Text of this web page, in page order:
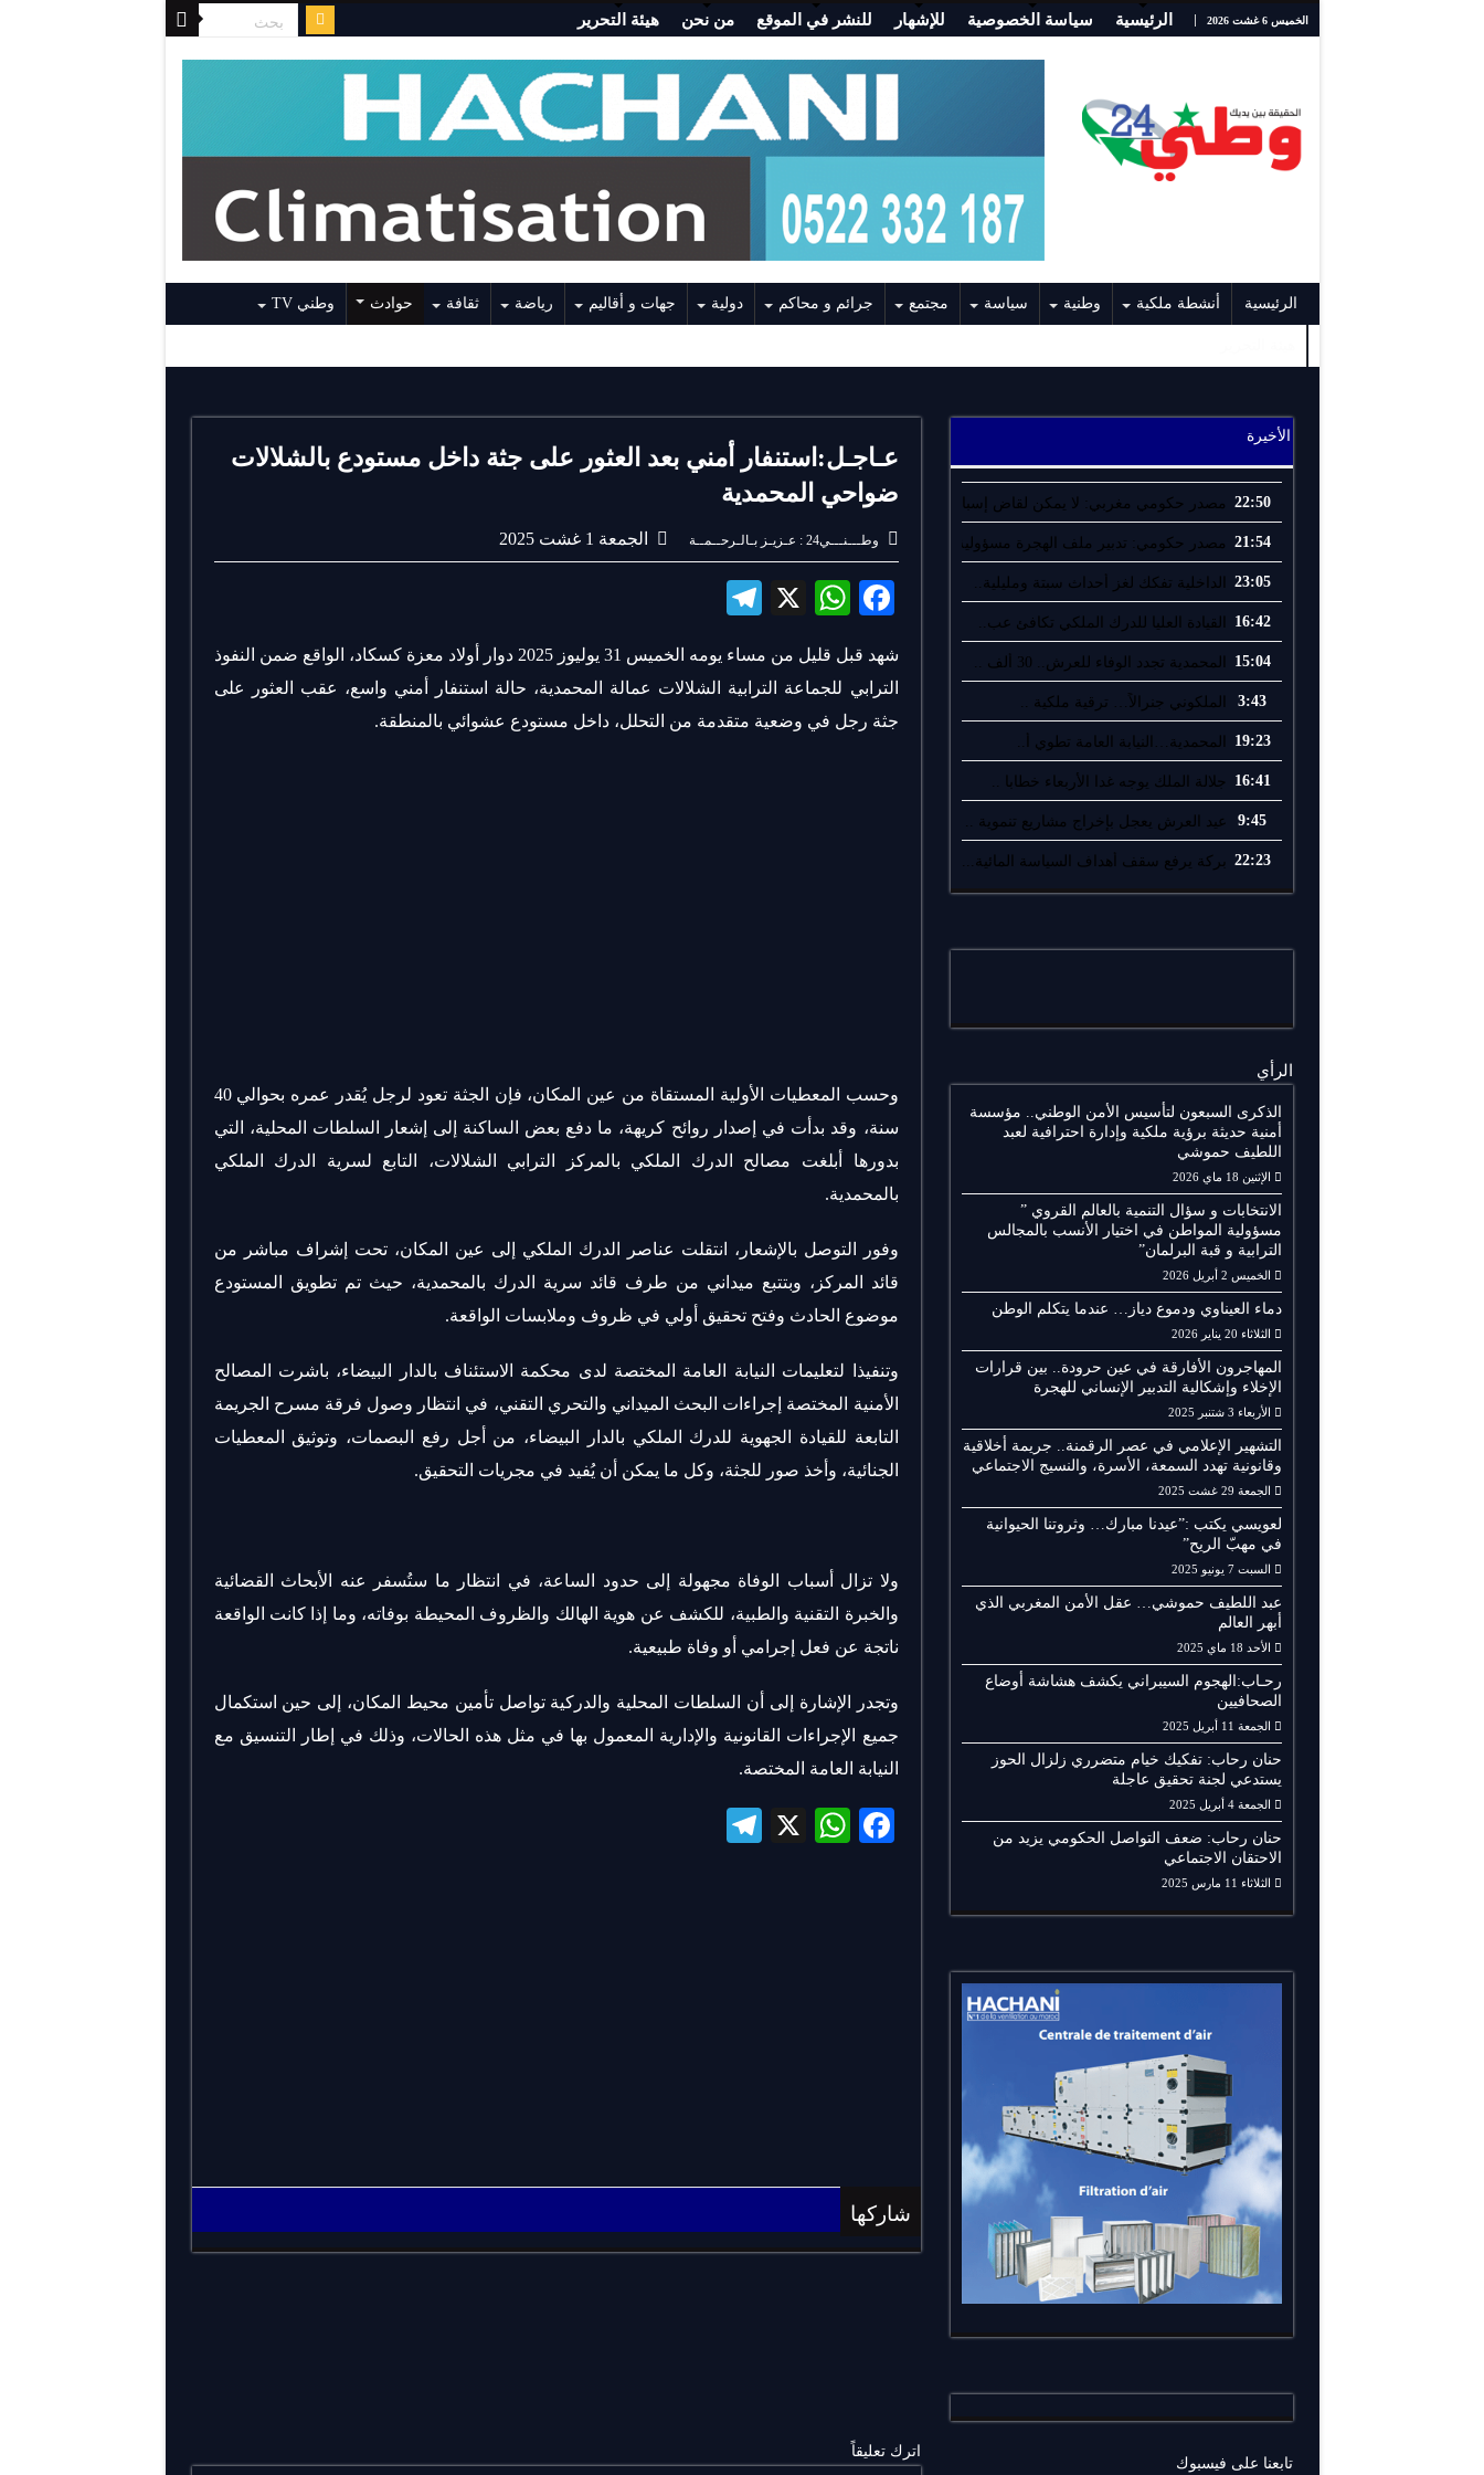
الخميس 6 غشت 2026 الرئيسية سياسة الخصوصية للإشهار للنشر في الموقع من نحن هيئة التحرير
الرئيسية أنشطة ملكية وطنية سياسة مجتمع جرائم و محاكم دولية جهات و أقاليم رياضة ثقافة حوادث وطني TV
عـاجـل:استنفار أمني بعد العثور على جثة داخل مستودع بالشلالات
ضواحي المحمدية
وطـــنـــي24 : عـزيـز بـالـرحــمــة الجمعة 1 غشت 2025
Fa
bo
ok
W
ts
A
pp
X
gr
a
m
شهد قبل قليل من مساء يومه الخميس 31 يوليوز 2025 دوار أولاد معزة كسكاد، الواقع ضمن النفوذ
الترابي للجماعة الترابية الشلالات عمالة المحمدية، حالة استنفار أمني واسع، عقب العثور على
جثة رجل في وضعية متقدمة من التحلل، داخل مستودع عشوائي بالمنطقة.
وحسب المعطيات الأولية المستقاة من عين المكان، فإن الجثة تعود لرجل يُقدر عمره بحوالي 40
سنة، وقد بدأت في إصدار روائح كريهة، ما دفع بعض الساكنة إلى إشعار السلطات المحلية، التي
بدورها أبلغت مصالح الدرك الملكي بالمركز الترابي الشلالات، التابع لسرية الدرك الملكي
بالمحمدية.
وفور التوصل بالإشعار، انتقلت عناصر الدرك الملكي إلى عين المكان، تحت إشراف مباشر من
قائد المركز، وبتتبع ميداني من طرف قائد سرية الدرك بالمحمدية، حيث تم تطويق المستودع
موضوع الحادث وفتح تحقيق أولي في ظروف وملابسات الواقعة.
وتنفيذا لتعليمات النيابة العامة المختصة لدى محكمة الاستئناف بالدار البيضاء، باشرت المصالح
الأمنية المختصة إجراءات البحث الميداني والتحري التقني، في انتظار وصول فرقة مسرح الجريمة
التابعة للقيادة الجهوية للدرك الملكي بالدار البيضاء، من أجل رفع البصمات، وتوثيق المعطيات
الجنائية، وأخذ صور للجثة، وكل ما يمكن أن يُفيد في مجريات التحقيق.
ولا تزال أسباب الوفاة مجهولة إلى حدود الساعة، في انتظار ما ستُسفر عنه الأبحاث القضائية
والخبرة التقنية والطبية، للكشف عن هوية الهالك والظروف المحيطة بوفاته، وما إذا كانت الواقعة
ناتجة عن فعل إجرامي أو وفاة طبيعية.
وتجدر الإشارة إلى أن السلطات المحلية والدركية تواصل تأمين محيط المكان، إلى حين استكمال
جميع الإجراءات القانونية والإدارية المعمول بها في مثل هذه الحالات، وذلك في إطار التنسيق مع
النيابة العامة المختصة.
Fa
W
X
شاركها
اترك تعليقاً
الأخيرة
22:50 مصدر حكومي مغربي: لا يمكن لقاض إسبان..
21:54 مصدر حكومي: تدبير ملف الهجرة مسؤولية..
23:05 الداخلية تفكك لغز أحداث سبتة ومليلية..
16:42 القيادة العليا للدرك الملكي تكافئ عب..
15:04 المحمدية تجدد الوفاء للعرش.. 30 ألف ..
3:43 الملكوني جنرالاً… ترقية ملكية ..
19:23 المحمدية…النيابة العامة تطوي أ..
16:41 جلالة الملك يوجه غدا الأربعاء خطابا ..
9:45 عيد العرش يعجل بإخراج مشاريع تنموية ..
22:23 بركة يرفع سقف أهداف السياسة المائية...
الرأي
الذكرى السبعون لتأسيس الأمن الوطني.. مؤسسة
أمنية حديثة برؤية ملكية وإدارة احترافية لعبد
اللطيف حموشي
الإثنين 18 ماي 2026
الانتخابات و سؤال التنمية بالعالم القروي ”
مسؤولية المواطن في اختيار الأنسب بالمجالس
الترابية و قبة البرلمان”
الخميس 2 أبريل 2026
دماء العيناوي ودموع دياز… عندما يتكلم الوطن
الثلاثاء 20 يناير 2026
المهاجرون الأفارقة في عين حرودة.. بين قرارات
الإخلاء وإشكالية التدبير الإنساني للهجرة
الأربعاء 3 شتنبر 2025
التشهير الإعلامي في عصر الرقمنة.. جريمة أخلاقية
وقانونية تهدد السمعة، الأسرة، والنسيج الاجتماعي
الجمعة 29 غشت 2025
لعويسي يكتب :”عيدنا مبارك… وثروتنا الحيوانية
في مهبّ الريح”
السبت 7 يونيو 2025
عبد اللطيف حموشي… عقل الأمن المغربي الذي
أبهر العالم
الأحد 18 ماي 2025
رحـاب:الهجوم السيبراني يكشف هشاشة أوضاع
الصحافيين
الجمعة 11 أبريل 2025
حنان رحاب: تفكيك خيام متضرري زلزال الحوز
يستدعي لجنة تحقيق عاجلة
الجمعة 4 أبريل 2025
حنان رحاب: ضعف التواصل الحكومي يزيد من
الاحتقان الاجتماعي
الثلاثاء 11 مارس 2025
تابعنا على فيسبوك